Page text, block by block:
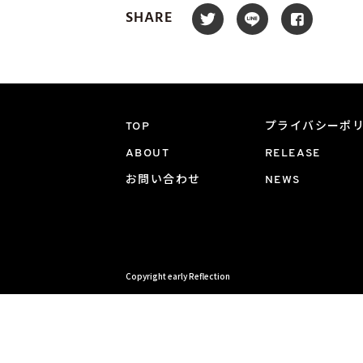
SHARE
TOP プライバシーポ
ABOUT RELEASE
お問い合わせ NEWS
Copyright early Reflection